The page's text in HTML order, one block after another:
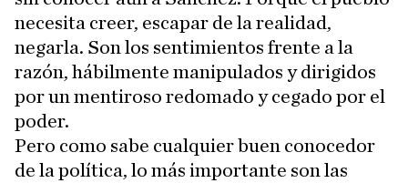
necesita creer, escapar de la realidad,
negarla. Son los sentimientos frente a la
razón, hábilmente manipulados y dirigidos
por un mentiroso redomado y cegado por el
poder.
Pero como sabe cualquier buen conocedor
de la política, lo más importante son las